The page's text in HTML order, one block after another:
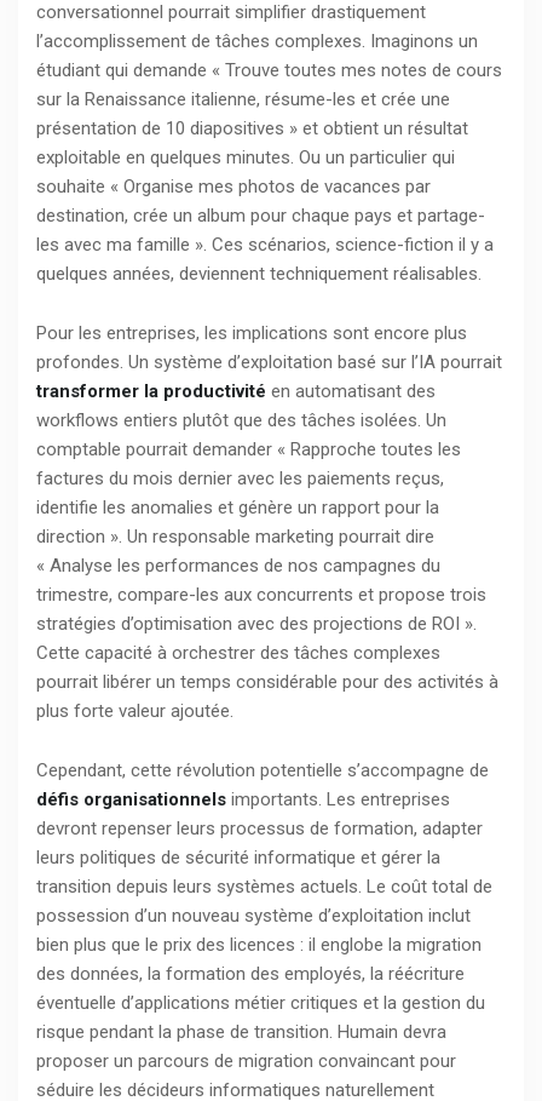
conversationnel pourrait simplifier drastiquement
l’accomplissement de tâches complexes. Imaginons un
étudiant qui demande « Trouve toutes mes notes de cours
sur la Renaissance italienne, résume-les et crée une
présentation de 10 diapositives » et obtient un résultat
exploitable en quelques minutes. Ou un particulier qui
souhaite « Organise mes photos de vacances par
destination, crée un album pour chaque pays et partage-
les avec ma famille ». Ces scénarios, science-fiction il y a
quelques années, deviennent techniquement réalisables.
Pour les entreprises, les implications sont encore plus
profondes. Un système d’exploitation basé sur l’IA pourrait
transformer la productivité en automatisant des
workflows entiers plutôt que des tâches isolées. Un
comptable pourrait demander « Rapproche toutes les
factures du mois dernier avec les paiements reçus,
identifie les anomalies et génère un rapport pour la
direction ». Un responsable marketing pourrait dire
« Analyse les performances de nos campagnes du
trimestre, compare-les aux concurrents et propose trois
stratégies d’optimisation avec des projections de ROI ».
Cette capacité à orchestrer des tâches complexes
pourrait libérer un temps considérable pour des activités à
plus forte valeur ajoutée.
Cependant, cette révolution potentielle s’accompagne de
défis organisationnels importants. Les entreprises
devront repenser leurs processus de formation, adapter
leurs politiques de sécurité informatique et gérer la
transition depuis leurs systèmes actuels. Le coût total de
possession d’un nouveau système d’exploitation inclut
bien plus que le prix des licences : il englobe la migration
des données, la formation des employés, la réécriture
éventuelle d’applications métier critiques et la gestion du
risque pendant la phase de transition. Humain devra
proposer un parcours de migration convaincant pour
séduire les décideurs informatiques naturellement